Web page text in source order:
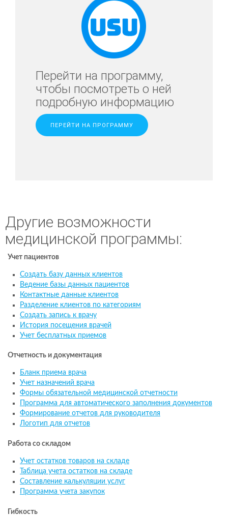
Перейти на программу,
чтобы посмотреть о ней
подробную информацию
ПЕРЕЙТИ НА ПРОГРАММУ
Другие возможности
медицинской программы:
Учет пациентов
Создать базу данных клиентов
Ведение базы данных пациентов
Контактные данные клиентов
Разделение клиентов по категориям
Создать запись к врачу
История посещения врачей
Учет бесплатных приемов
Отчетность и документация
Бланк приема врача
Учет назначений врача
Формы обязательной медицинской отчетности
Программа для автоматического заполнения документов
Формирование отчетов для руководителя
Логотип для отчетов
Работа со складом
Учет остатков товаров на складе
Таблица учета остатков на складе
Составление калькуляции услуг
Программа учета закупок
Гибкость